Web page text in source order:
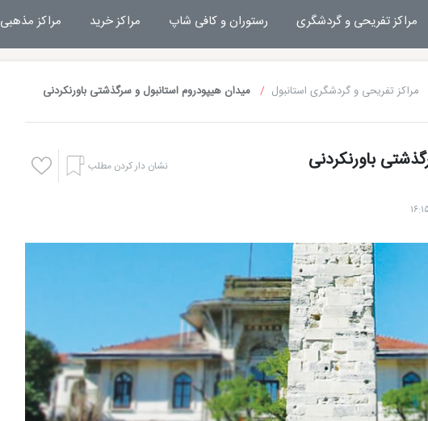
مراکز تفریحی و گردشگری رستوران و کافی شاپ مراکز خرید مراکز مذهبی
مراکز تفریحی و گردشگری استانبول میدان هیپودروم استانبول و سرگذشتی باورنکردنی
باورنکردنی نشان دار کردن مطلب
رزرو هتل سوئیس اوتل د بوسفوروس استانبول رزرو هتل تایتانیک سیتی تکسیم استانبول رزرو هتل کارتون استانبول